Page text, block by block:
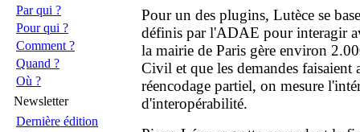
Par qui ?
Pour qui ?
Comment ?
Quand ?
Où ?
Newsletter
Dernière édition
Pour un des plugins, Lutèce se
définis par l'ADAE pour interagir
la mairie de Paris gère environ
Civil et que les demandes faisaient
réencodage partiel, on mesure
d'interopérabilité.